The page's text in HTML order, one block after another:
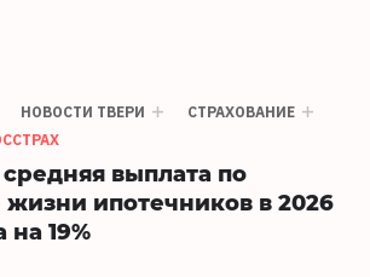
НОВОСТИ ТВЕРИ
СТРАХОВАНИЕ
средняя выплата по
ипотечников в 2026
19%